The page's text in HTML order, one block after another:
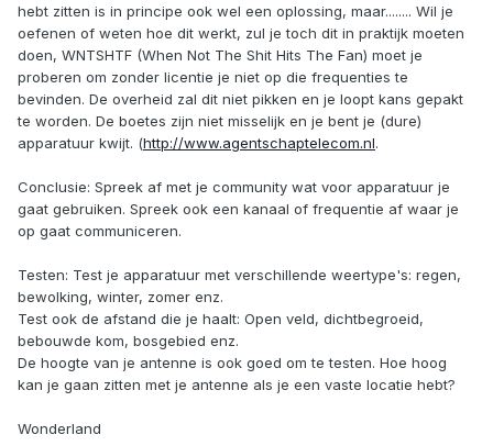
hebt zitten is in principe ook wel een oplossing, maar........ Wil je
oefenen of weten hoe dit werkt, zul je toch dit in praktijk moeten
doen, WNTSHTF (When Not The Shit Hits The Fan) moet je
proberen om zonder licentie je niet op die frequenties te
bevinden. De overheid zal dit niet pikken en je loopt kans gepakt
te worden. De boetes zijn niet misselijk en je bent je (dure)
apparatuur kwijt. (http://www.agentschaptelecom.nl.
Conclusie: Spreek af met je community wat voor apparatuur je
gaat gebruiken. Spreek ook een kanaal of frequentie af waar je
op gaat communiceren.
Testen: Test je apparatuur met verschillende weertype's: regen,
bewolking, winter, zomer enz.
Test ook de afstand die je haalt: Open veld, dichtbegroeid,
bebouwde kom, bosgebied enz.
De hoogte van je antenne is ook goed om te testen. Hoe hoog
kan je gaan zitten met je antenne als je een vaste locatie hebt?
Wonderland